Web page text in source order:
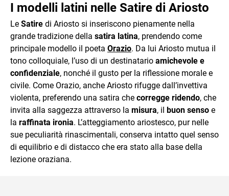
I modelli latini nelle Satire di Ariosto
Le Satire di Ariosto si inseriscono pienamente nella
grande tradizione della satira latina, prendendo come
principale modello il poeta Orazio. Da lui Ariosto mutua il
tono colloquiale, l’uso di un destinatario amichevole e
confidenziale, nonché il gusto per la riflessione morale e
civile. Come Orazio, anche Ariosto rifugge dall’invettiva
violenta, preferendo una satira che corregge ridendo, che
invita alla saggezza attraverso la misura, il buon senso e
la raffinata ironia. L’atteggiamento ariostesco, pur nelle
sue peculiarità rinascimentali, conserva intatto quel senso
di equilibrio e di distacco che era stato alla base della
lezione oraziana.